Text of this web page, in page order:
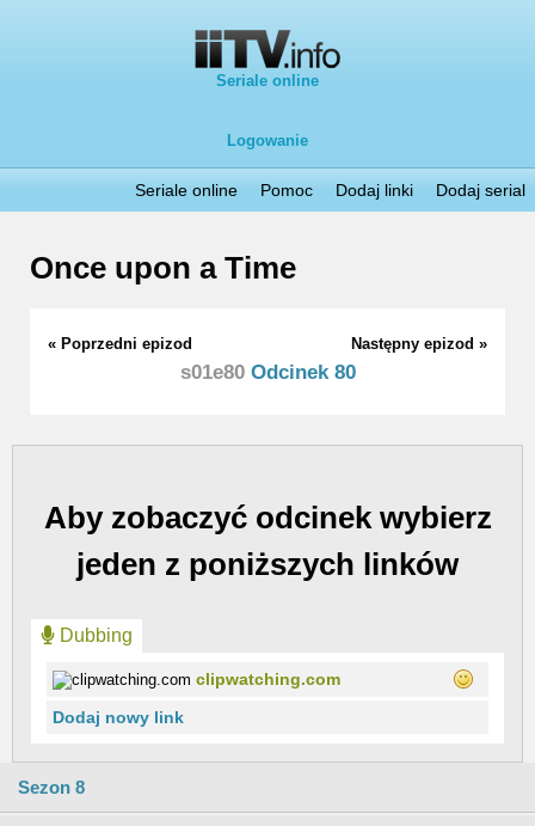
Seriale online
Logowanie
Seriale online Pomoc Dodaj linki Dodaj serial
Once upon a Time
« Poprzedni epizod Następny epizod »
s01e80Odcinek 80
Aby zobaczyć odcinek wybierz
jeden z poniższych linków
Dubbing
clipwatching.com
Dodaj nowy link
Sezon 8